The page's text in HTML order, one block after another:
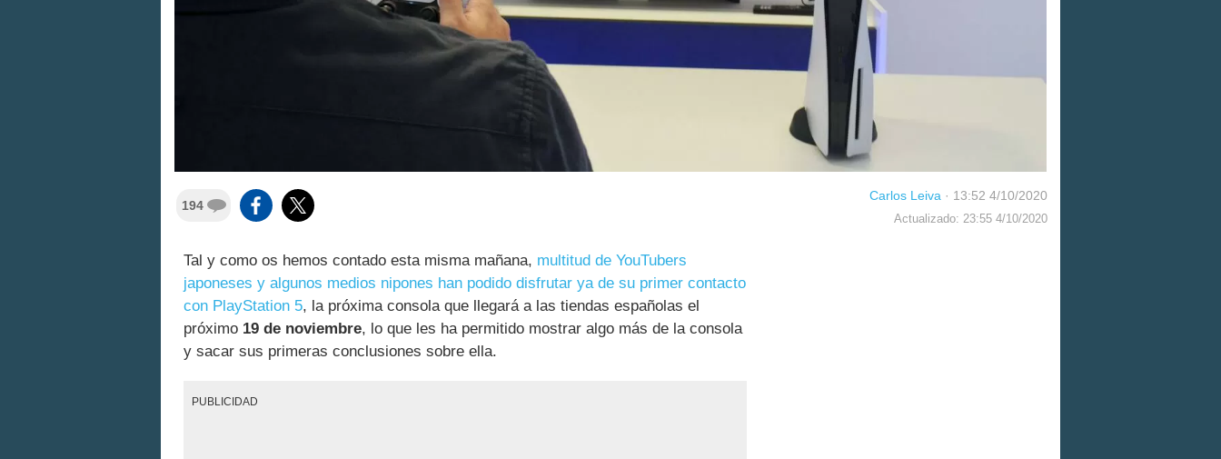
194
Carlos Leiva · 13:52 4/10/2020
Actualizado: 23:55 4/10/2020
Tal y como os hemos contado esta misma mañana, multitud de YouTubers
japoneses y algunos medios nipones han podido disfrutar ya de su primer contacto
con PlayStation 5, la próxima consola que llegará a las tiendas españolas el
próximo 19 de noviembre, lo que les ha permitido mostrar algo más de la consola
y sacar sus primeras conclusiones sobre ella.
PUBLICIDAD